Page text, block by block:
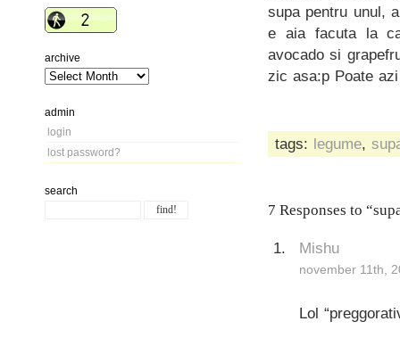
archive
admin
login
lost password?
search
supa pentru unul,
e aia facuta la
avocado si
zic asa:p Poate
tags: legume,
7 Responses to
Mishu
november 11th,
Lol